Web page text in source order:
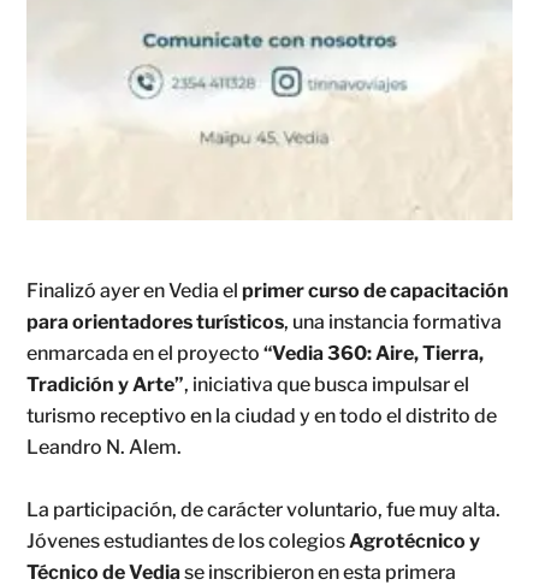
Finalizó ayer en Vedia elprimer curso de capacitación
para orientadores turísticos, una instancia formativa
enmarcada en el proyecto“Vedia 360: Aire, Tierra,
Tradición y Arte”, iniciativa que busca impulsar el
turismo receptivo en la ciudad y en todo el distrito de
Leandro N. Alem.
La participación, de carácter voluntario, fue muy alta.
Jóvenes estudiantes de los colegios Agrotécnico y
Técnico de Vediase inscribieron en esta primera